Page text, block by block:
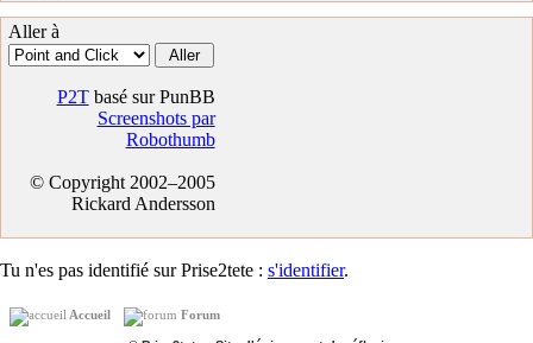
Aller à
P2Tbasé sur PunBB
Screenshots par
Robothumb
© Copyright 2002–2005
Rickard Andersson
Tu n'es pas identifié sur Prise2tete : s'identifier.
Accueil Forum